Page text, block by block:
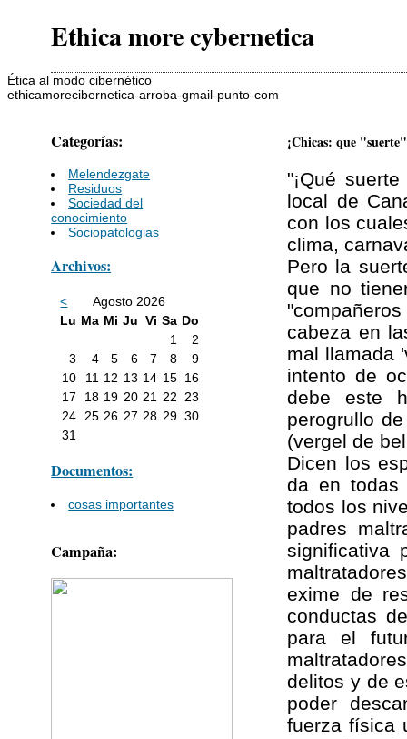
Ethica more cybernetica
Ética al modo cibernético
ethicamorecibernetica-arroba-gmail-punto-com
Categorías:
Melendezgate
Residuos
Sociedad del
conocimiento
Sociopatologias
Archivos:
<
Agosto 2026
Lu Ma Mi Ju Vi Sa Do
1
2
3
4 5 6 7 8
9
10
11 12 13 14 15 16
17
18 19 20 21 22
23
24
25 26 27 28 29 30
31
Documentos:
cosas importantes
Campaña:
¡Chicas: que
"¡Qué
local de
con los
clima,
Pero la
que no
cabeza en
mal llamada
intento de
debe este
perogrullo
(vergel de
Dicen los
da en todas
todos los
padres
significativa
exime de
conductas
para el
delitos y de
poder
fuerza física